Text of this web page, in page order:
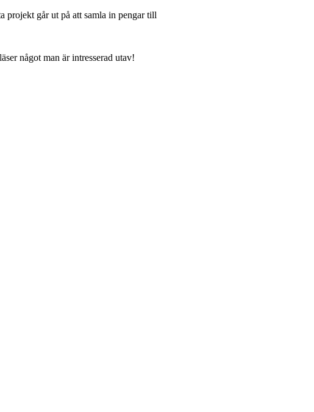
projekt går ut på att samla in pengar till
något man är intresserad utav!